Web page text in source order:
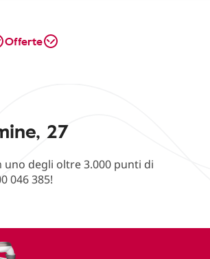
Offerte
27
degli oltre 3.000 punti di
046 385!